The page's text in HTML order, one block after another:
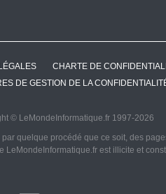
CHARTE DE
DE GESTION DE LA
© LeMondeInformatique.fr 1997-2026
quelque procédé que ce soit, des
LeMondeInformatique.fr est illicite et